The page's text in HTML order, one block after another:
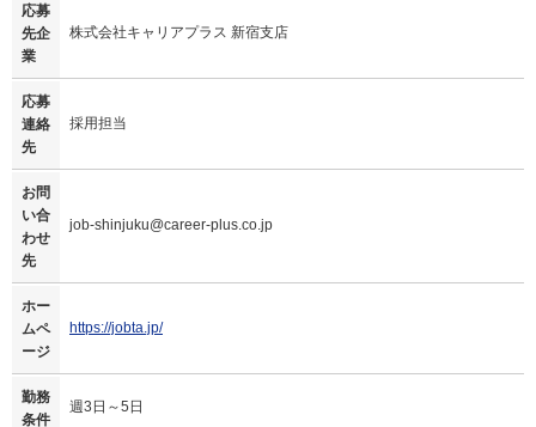
応募
先企
業
株式会社キャリアプラス 新宿支店
応募
連絡
先
採用担当
お問
い合
わせ
先
job-shinjuku@career-plus.co.jp
ホー
ムペ
ージ
https://jobta.jp/
勤務
条件
週3日～5日